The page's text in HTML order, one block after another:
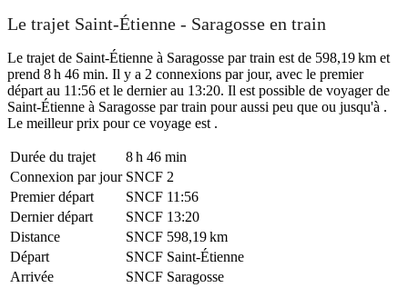
Le trajet Saint-Étienne - Saragosse en train
Le trajet de Saint-Étienne à Saragosse par train est de 598,19 km et
prend 8 h 46 min. Il y a 2 connexions par jour, avec le premier
départ au 11:56 et le dernier au 13:20. Il est possible de voyager de
Saint-Étienne à Saragosse par train pour aussi peu que ou jusqu'à .
Le meilleur prix pour ce voyage est .
Durée du trajet
8 h 46 min
Connexion par jour SNCF 2
Premier départ
SNCF 11:56
Dernier départ
SNCF 13:20
Distance
SNCF 598,19 km
Départ
SNCF Saint-Étienne
Arrivée
SNCF Saragosse